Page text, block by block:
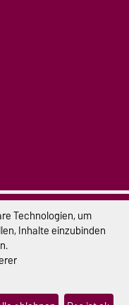
Technologien, um
Inhalte einzubinden